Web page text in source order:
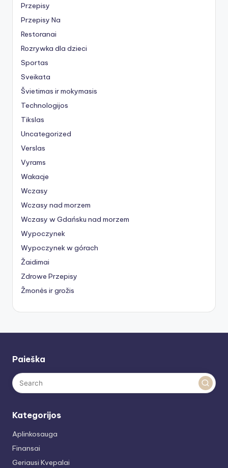
Przepisy
Przepisy Na
Restoranai
Rozrywka dla dzieci
Sportas
Sveikata
Švietimas ir mokymasis
Technologijos
Tikslas
Uncategorized
Verslas
Vyrams
Wakacje
Wczasy
Wczasy nad morzem
Wczasy w Gdańsku nad morzem
Wypoczynek
Wypoczynek w górach
Žaidimai
Zdrowe Przepisy
Žmonės ir grožis
Paieška
Kategorijos
Aplinkosauga
Finansai
Geriausi Kvepalai